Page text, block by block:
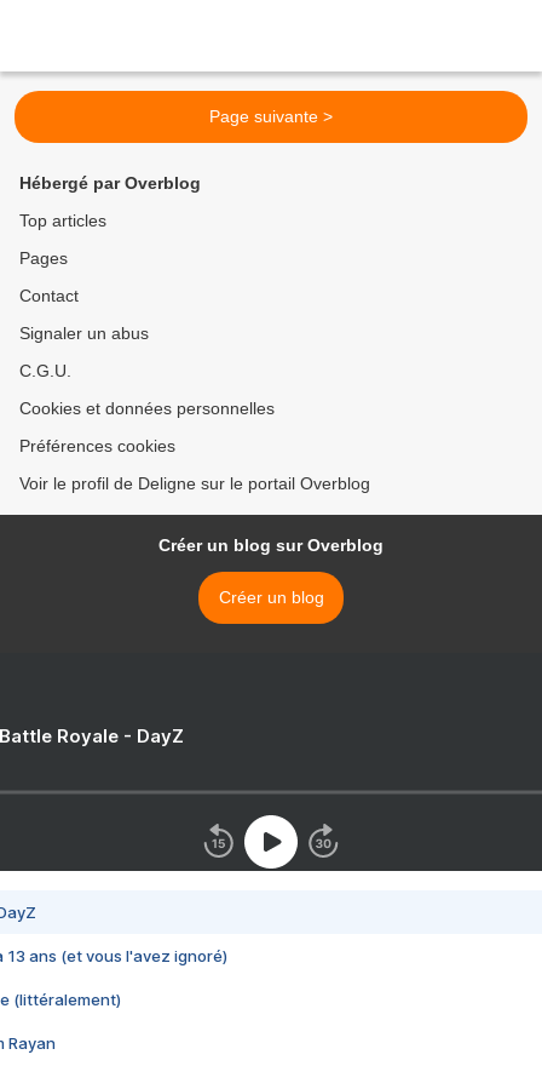
Page suivante >
Hébergé par Overblog
Top articles
Pages
Contact
Signaler un abus
C.G.U.
Cookies et données personnelles
Préférences cookies
Voir le profil de Deligne sur le portail Overblog
Créer un blog sur Overblog
Créer un blog
Royale - DayZ
13 ans (et vous l'avez ignoré)
(littéralement)
Rayan